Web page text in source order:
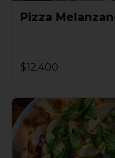
Pizza
$12.400